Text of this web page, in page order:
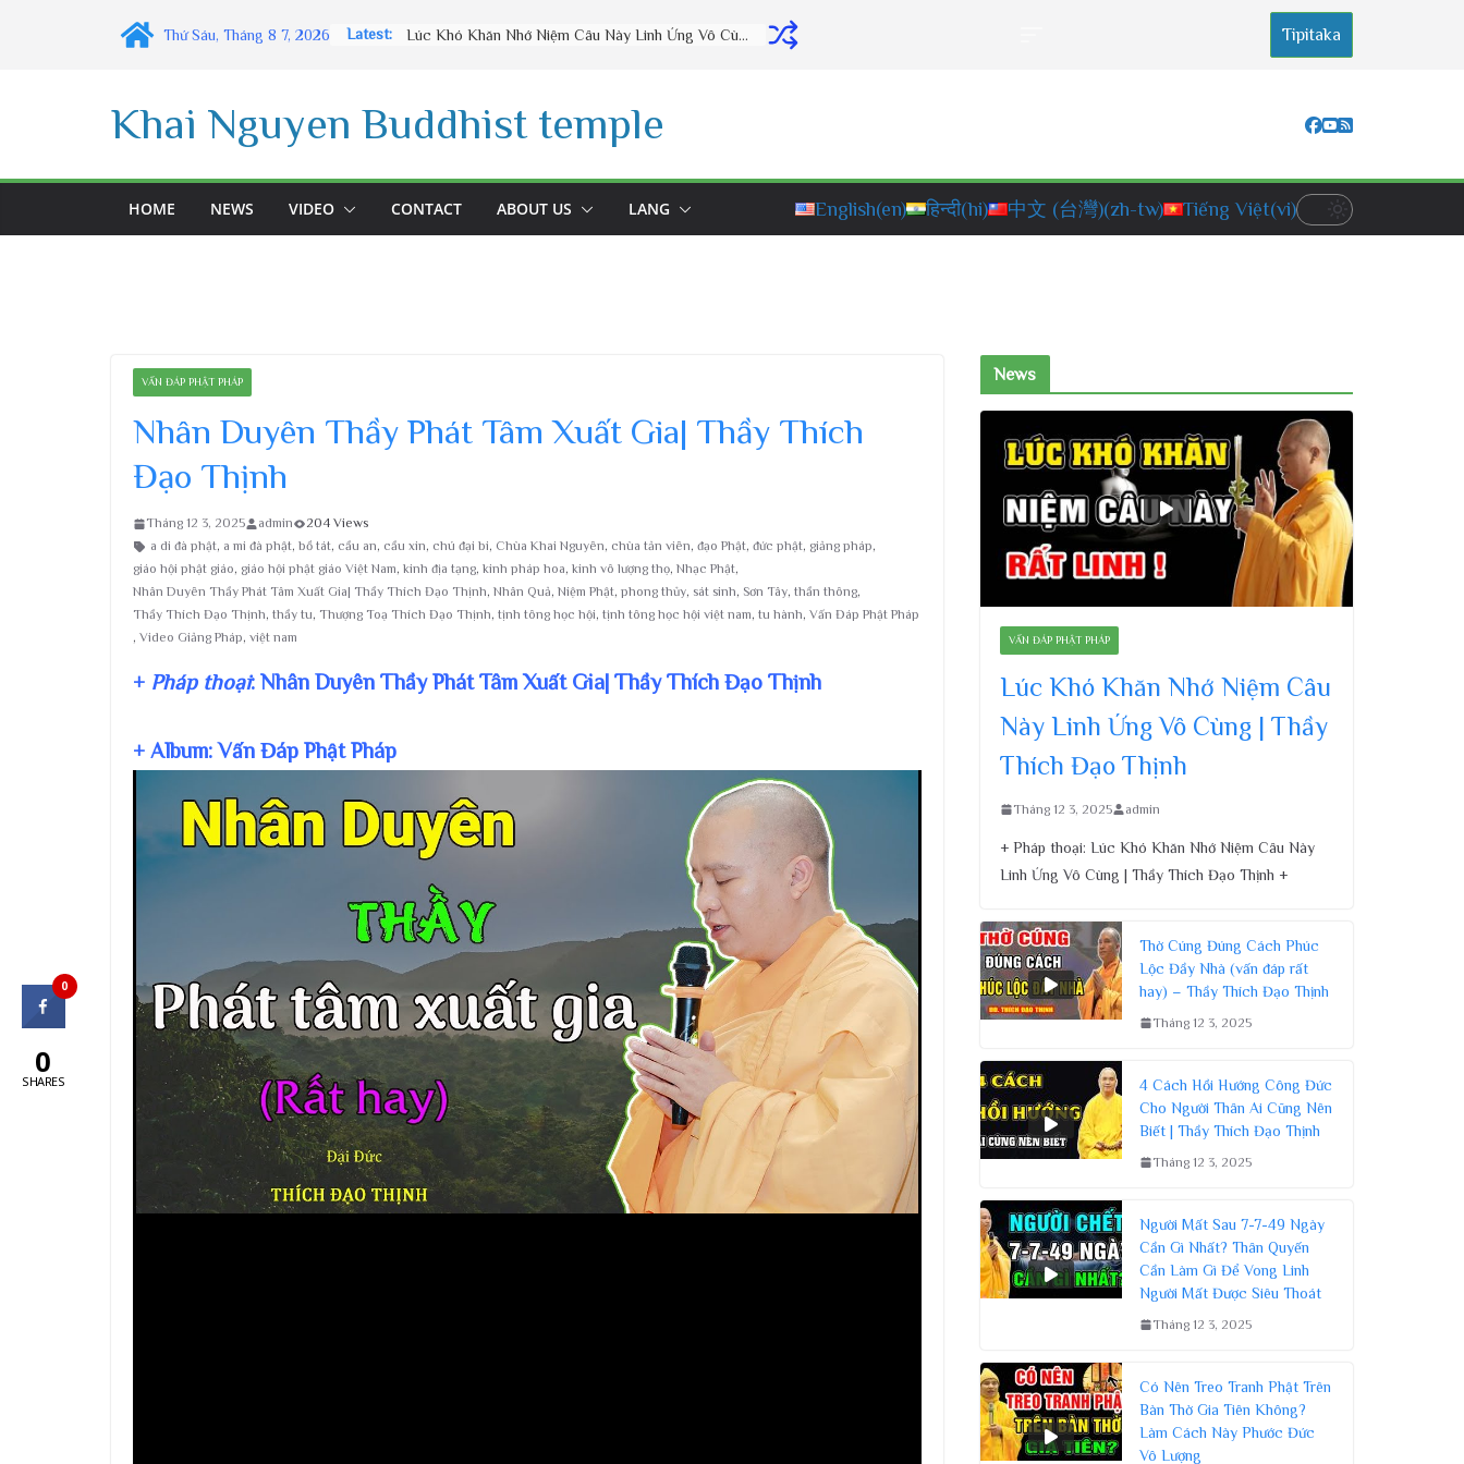
Thứ Sáu, Tháng 8 7, 2026 Latest: Thờ Cúng Đúng Cách Phúc Lộc Đầy Nhà (vấn đáp rất hay) – Thầy Thích Đạo Thịnh Tipitaka
Khai Nguyen Buddhist temple
HOME NEWS VIDEO CONTACT ABOUT US LANG English(en) हिन्दी(hi) 中文 (台灣)(zh-tw) Tiếng Việt(vi)
VẤN ĐÁP PHẬT PHÁP
Nhân Duyên Thầy Phát Tâm Xuất Gia| Thầy Thích
Đạo Thịnh
Tháng 12 3, 2025 admin
204 Views
a di đà phật, a mi đà phật, bồ tát, cầu an, cầu xin, chú đại bi, Chùa Khai Nguyên, chùa tản viên, đạo Phật, đức phật, giảng pháp,
giáo hội phật giáo, giáo hội phật giáo Việt Nam, kinh địa tạng, kinh pháp hoa, kinh vô lượng thọ, Nhạc Phật,
Nhân Duyên Thầy Phát Tâm Xuất Gia| Thầy Thích Đạo Thịnh, Nhân Quả, Niệm Phật, phong thủy, sát sinh, Sơn Tây, thần thông,
Thầy Thích Đạo Thịnh, thầy tu, Thượng Toạ Thích Đạo Thịnh, tịnh tông học hội, tịnh tông học hội việt nam, tu hành, Vấn Đáp Phật Pháp
, Video Giảng Pháp, việt nam
+ Pháp thoại: Nhân Duyên Thầy Phát Tâm Xuất Gia| Thầy Thích Đạo Thịnh
+ Album: Vấn Đáp Phật Pháp
News
VẤN ĐÁP PHẬT PHÁP
Lúc Khó Khăn Nhớ Niệm Câu
Này Linh Ứng Vô Cùng | Thầy
Thích Đạo Thịnh
Tháng 12 3, 2025 admin
+ Pháp thoại: Lúc Khó Khăn Nhớ Niệm Câu Này
Linh Ứng Vô Cùng | Thầy Thích Đạo Thịnh +
Thờ Cúng Đúng Cách Phúc
Lộc Đầy Nhà (vấn đáp rất
hay) – Thầy Thích Đạo Thịnh
Tháng 12 3, 2025
4 Cách Hồi Hướng Công Đức
Cho Người Thân Ai Cũng Nên
Biết | Thầy Thích Đạo Thịnh
Tháng 12 3, 2025
Người Mất Sau 7-7-49 Ngày
Cần Gì Nhất? Thân Quyến
Cần Làm Gì Để Vong Linh
Người Mất Được Siêu Thoát
Tháng 12 3, 2025
Có Nên Treo Tranh Phật Trên
Bàn Thờ Gia Tiên Không?
Làm Cách Này Phước Đức
Vô Lượng
0
0
SHARES